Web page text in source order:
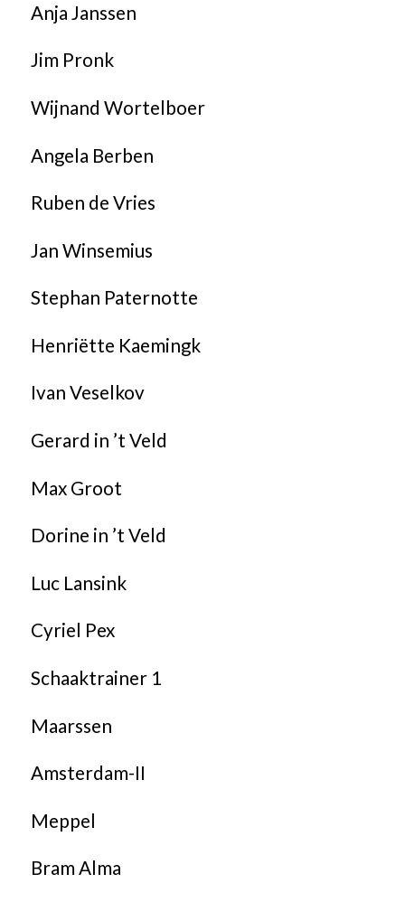
Anja Janssen
Jim Pronk
Wijnand Wortelboer
Angela Berben
Ruben de Vries
Jan Winsemius
Stephan Paternotte
Henriëtte Kaemingk
Ivan Veselkov
Gerard in ’t Veld
Max Groot
Dorine in ’t Veld
Luc Lansink
Cyriel Pex
Schaaktrainer 1
Maarssen
Amsterdam-II
Meppel
Bram Alma